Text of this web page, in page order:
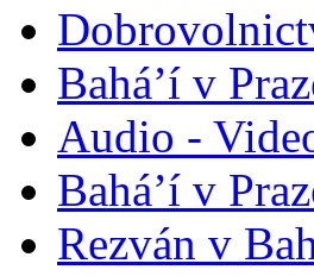
Bahá’í v
Audio -
Bahá’í v
Rezván v